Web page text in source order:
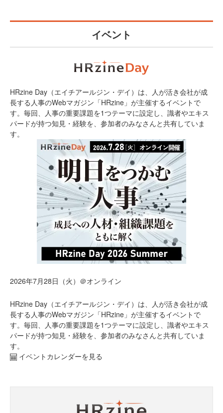
イベント
HRzine Day（エイチアールジン・デイ）は、人が活き会社が成
長する人事のWebマガジン「HRzine」が主催するイベントで
す。毎回、人事の重要課題を1つテーマに設定し、識者やエキス
パードが持つ知見・経験を、参加者のみなさんと共有していま
す。
2026年7月28日（火）＠オンライン
HRzine Day（エイチアールジン・デイ）は、人が活き会社が成
長する人事のWebマガジン「HRzine」が主催するイベントで
す。毎回、人事の重要課題を1つテーマに設定し、識者やエキス
パードが持つ知見・経験を、参加者のみなさんと共有していま
す。
イベントカレンダーを見る